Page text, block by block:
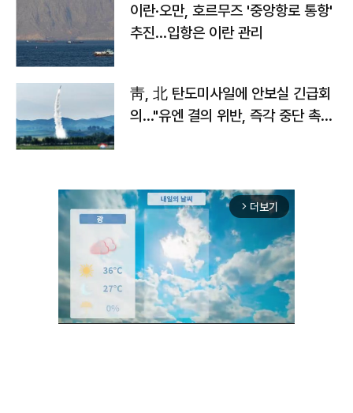
이란·오만, 호르무즈 '중앙항로 통항'
추진…입항은 이란 관리
靑, 北 탄도미사일에 안보실 긴급회
의…"유엔 결의 위반, 즉각 중단 촉
arrow_forward_ios 더보기